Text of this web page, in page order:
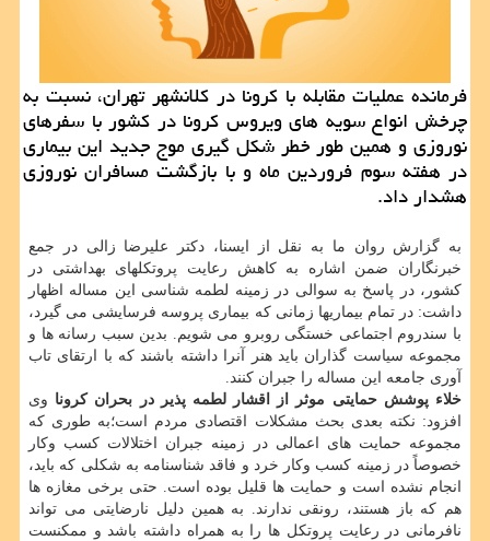
فرمانده عملیات مقابله با کرونا در کلانشهر تهران، نسبت به
چرخش انواع سویه های ویروس کرونا در کشور با سفرهای
نوروزی و همین طور خطر شکل گیری موج جدید این بیماری
در هفته سوم فروردین ماه و با بازگشت مسافران نوروزی
هشدار داد.
به گزارش روان ما به نقل از ایسنا، دکتر علیرضا زالی در جمع
خبرنگاران ضمن اشاره به کاهش رعایت پروتکلهای بهداشتی در
کشور، در پاسخ به سوالی در زمینه لطمه شناسی این مساله اظهار
داشت: در تمام بیماریها زمانی که بیماری پروسه فرسایشی می گیرد،
با سندروم اجتماعی خستگی روبرو می شویم. بدین سبب رسانه ها و
مجموعه سیاست گذاران باید هنر آنرا داشته باشند که با ارتقای تاب
آوری جامعه این مساله را جبران کنند.
خلاء پوشش حمایتی موثر از اقشار لطمه پذیر در بحران کرونا وی
افزود: نکته بعدی بحث مشکلات اقتصادی مردم است؛به طوری که
مجموعه حمایت های اعمالی در زمینه جبران اختلالات کسب وکار
خصوصاً در زمینه کسب وکار خرد و فاقد شناسنامه به شکلی که باید،
انجام نشده است و حمایت ها قلیل بوده است. حتی برخی مغازه ها
هم که باز هستند، رونقی ندارند. به همین دلیل نارضایتی می تواند
نافرمانی در رعایت پروتکل ها را به همراه داشته باشد و ممکنست